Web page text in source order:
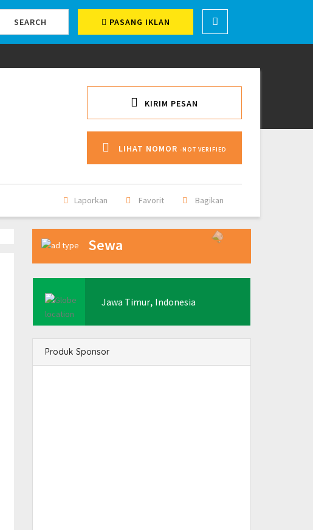
SEARCH PASANG IKLAN
KIRIM PESAN
LIHAT NOMOR -NOT VERIFIED
Bagikan
Favorit
Laporkan
Sewa
Jawa Timur, Indonesia
Produk Sponsor